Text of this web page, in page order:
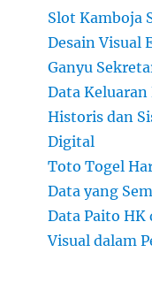
Slot Kamboja
Desain Visual
Ganyu
Data
Historis dan
Digital
Toto Togel
Data yang
Data Paito
Visual dalam